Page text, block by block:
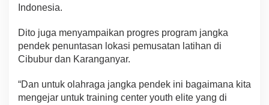
Indonesia.
Dito juga menyampaikan progres program jangka
pendek penuntasan lokasi pemusatan latihan di
Cibubur dan Karanganyar.
“Dan untuk olahraga jangka pendek ini bagaimana kita
mengejar untuk training center youth elite yang di